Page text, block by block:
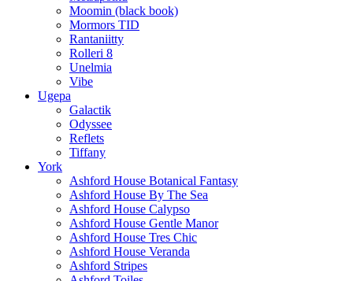
Moomin (black book)
Mormors TID
Rantaniitty
Rolleri 8
Unelmia
Vibe
Ugepa
Galactik
Odyssee
Reflets
Tiffany
York
Ashford House Botanical Fantasy
Ashford House By The Sea
Ashford House Calypso
Ashford House Gentle Manor
Ashford House Tres Chic
Ashford House Veranda
Ashford Stripes